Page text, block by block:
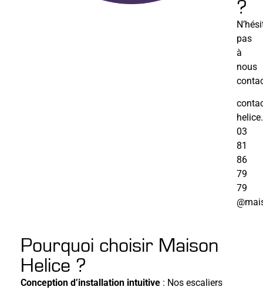
?
pas
à
nous
03
81
86
79
79
Pourquoi choisir Maison
Helice ?
Conception d’installation intuitive : Nos escaliers